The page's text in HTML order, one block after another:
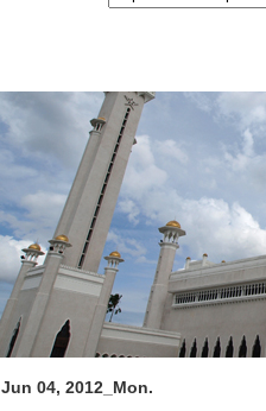
Jun 04, 2012_Mon.